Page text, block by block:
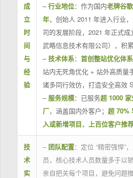
成
立
时
间
与
经
验
–行业地位：作为国内老牌谷
年，创始人 2011 年进入行业
司的发展阶段，2021 年正式
武略信息技术有限公司），积累
–技术体系： 首创整站优化体系
站内无死角优化 + 站外高质量
诸多同行效仿，打造安全高效
– 服务规模：已服务超 1000
厂，涵盖国内外客户； 超 70%
入或新增项目， 上百位客户推
技
术
实
– 团队配置：定位 “精密强悍”
员，核心技术人员数量多于以
亲自把关每个项目，避免问题推